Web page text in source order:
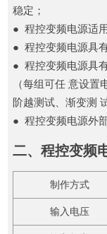
稳定；
● 程控变频电源适
● 程控变频电源具
● 程控变频电源具
（每组可任 意设
阶越测试、渐变测
● 程控变频电源外
二、程控变频
制作方式
输入电压